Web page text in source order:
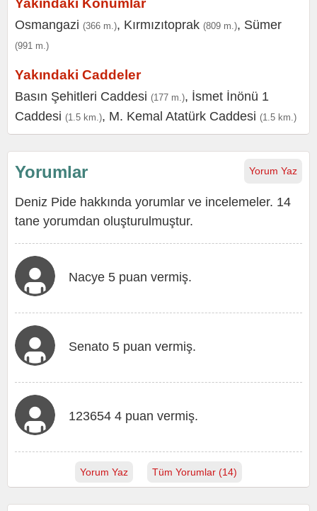
Yakındaki Konumlar
Osmangazi (366 m.), Kırmızıtoprak (809 m.), Sümer
(991 m.)
Yakındaki Caddeler
Basın Şehitleri Caddesi (177 m.), İsmet İnönü 1
Caddesi (1.5 km.), M. Kemal Atatürk Caddesi (1.5 km.)
Yorum Yaz
Yorumlar
Deniz Pide hakkında yorumlar ve incelemeler. 14
tane yorumdan oluşturulmuştur.
Nacye 5 puan vermiş.
Senato 5 puan vermiş.
123654 4 puan vermiş.
Yorum Yaz Tüm Yorumlar (14)